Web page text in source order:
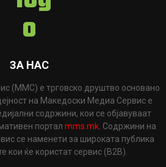
ЗА НАС
(ММС) е трговско друштво основано
на Македоски Медиа Сервис е
содржини, кои се објавуваат
портал mms.mk . Содржини на
се наменети за широката публика
кои ќе користат сервис (B2B).